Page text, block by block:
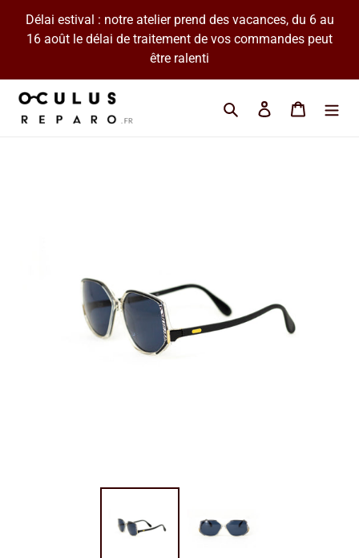
contenu
Délai estival : notre atelier prend des vacances, du 6 au
16 août le délai de traitement de vos commandes peut
être ralenti
Cherchez une
Se connecter
Panier